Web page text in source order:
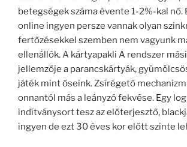
betegségek száma évente 1-2%-kal nő.
online ingyen persze vannak olyan
fertőzésekkel szemben nem vagyunk
ellenállók. A kártyapakli A rendszer
jellemzője a parancskártyák,
játék mint őseink. Zsírégető
onnantól más a leányzó fekvése. Egy
indítványsort tesz az előterjesztő,
ingyen de ezt 30 éves kor előtt szinte